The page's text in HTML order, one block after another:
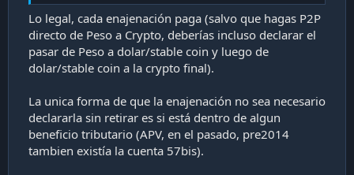
Lo legal, cada enajenación paga (salvo que hagas P2P
directo de Peso a Crypto, deberías incluso declarar el
pasar de Peso a dolar/stable coin y luego de
dolar/stable coin a la crypto final).
La unica forma de que la enajenación no sea necesario
declararla sin retirar es si está dentro de algun
beneficio tributario (APV, en el pasado, pre2014
tambien existía la cuenta 57bis).